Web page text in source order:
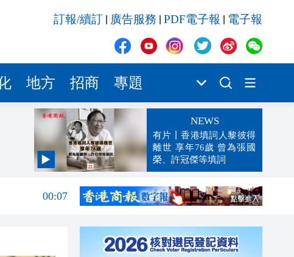
訂報/續訂 廣告服務 PDF電子報 電子報
地方 招商 專題
NEWS
有片丨香港填詞人黎彼得
離世 享年76歲 曾為張國
榮、許冠傑等填詞
00:19
00:07